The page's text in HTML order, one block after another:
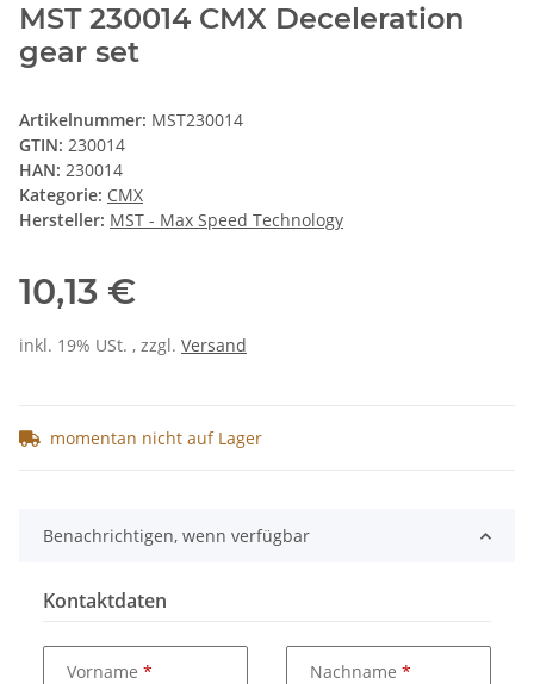
MST 230014 CMX Deceleration
gear set
Artikelnummer: MST230014
GTIN: 230014
HAN: 230014
Kategorie: CMX
Hersteller: MST - Max Speed Technology
10,13 €
inkl. 19% USt. , zzgl. Versand
momentan nicht auf Lager
Benachrichtigen, wenn verfügbar
Kontaktdaten
Vorname Nachname